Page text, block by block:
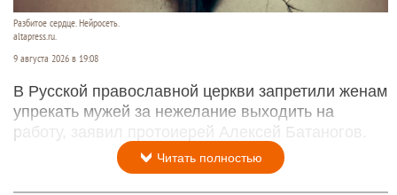
Разбитое сердце. Нейросеть.
altapress.ru.
9 августа 2026 в 19:08
В Русской православной церкви запретили женам
упрекать мужей за нежелание выходить на
работу, заявил протоиерей Алексей Батаногов.
Читать полностью